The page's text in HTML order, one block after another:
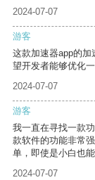
2024-07-07
游客
这款加速器app的
望开发者能够优化一
2024-07-07
游客
我一直在寻找一款
款软件的功能非常
单，即使是小白也能
2024-07-07